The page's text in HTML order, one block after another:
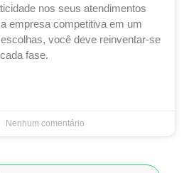
nos seus atendimentos
empresa competitiva em um
você deve reinventar-se
fase.
Nenhum comentário